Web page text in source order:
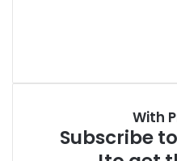
With
Subscribe